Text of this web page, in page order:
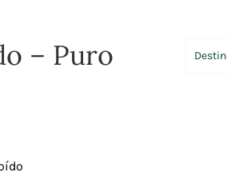
– Puro